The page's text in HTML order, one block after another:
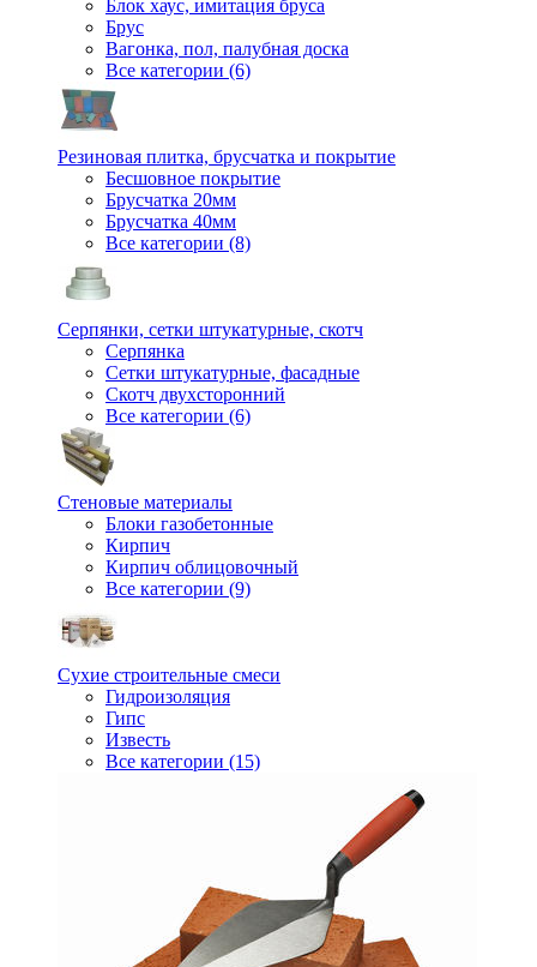
Блок хаус, имитация бруса
Брус
Вагонка, пол, палубная доска
Все категории (6)
Резиновая плитка, брусчатка и покрытие
Бесшовное покрытие
Брусчатка 20мм
Брусчатка 40мм
Все категории (8)
Серпянки, сетки штукатурные, скотч
Серпянка
Сетки штукатурные, фасадные
Скотч двухсторонний
Все категории (6)
Стеновые материалы
Блоки газобетонные
Кирпич
Кирпич облицовочный
Все категории (9)
Сухие строительные смеси
Гидроизоляция
Гипс
Известь
Все категории (15)